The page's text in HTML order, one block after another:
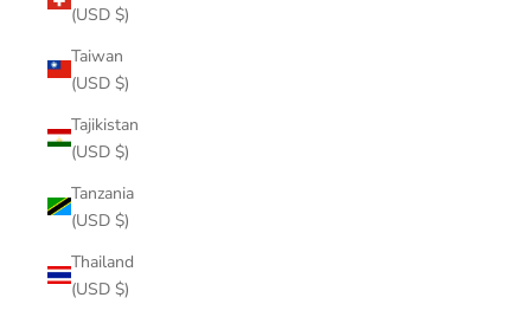
(USD $)
Taiwan
(USD $)
Tajikistan
(USD $)
Tanzania
(USD $)
Thailand
(USD $)